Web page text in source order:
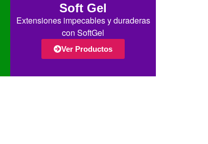
Soft Gel
Extensiones impecables y duraderas
con SoftGel
Ver Productos